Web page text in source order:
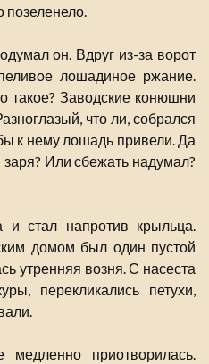
позеленело.
он. Вдруг из-за ворот
лошадиное ржание.
такое? Заводские конюшни
что ли, собрался
к нему лошадь привели. Да
заря? Или сбежать надумал?
стал напротив крыльца.
домом был один пустой
утренняя возня. С насеста
перекликались петухи,
приотворилась.